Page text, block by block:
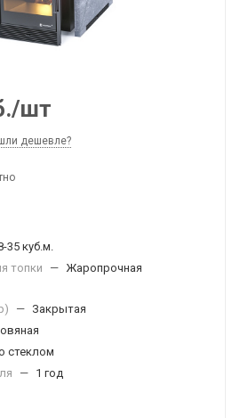
/шт
дешевле?
35 куб.м.
топки
— Жаропрочная
— Закрытая
стеклом
— 1 год